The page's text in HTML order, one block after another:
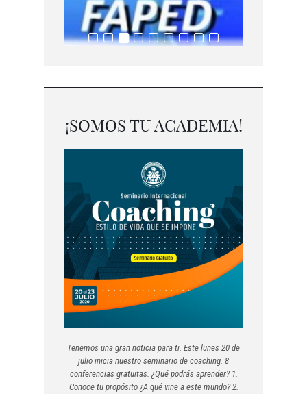
¡SOMOS TU ACADEMIA!
Tenemos una gran noticia para ti. Este lunes 20 de
julio inicia nuestro seminario de coaching. 8
conferencias gratuitas. ¿Qué podrás aprender? 1.
Conoce tu propósito ¿A qué vine a este mundo? 2.